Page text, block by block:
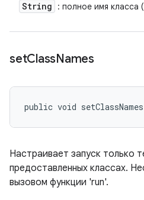
String : полное имя класса
setClassNames
public void
Настраивает запуск только
предоставленных классах.
вызовом функции 'run'.